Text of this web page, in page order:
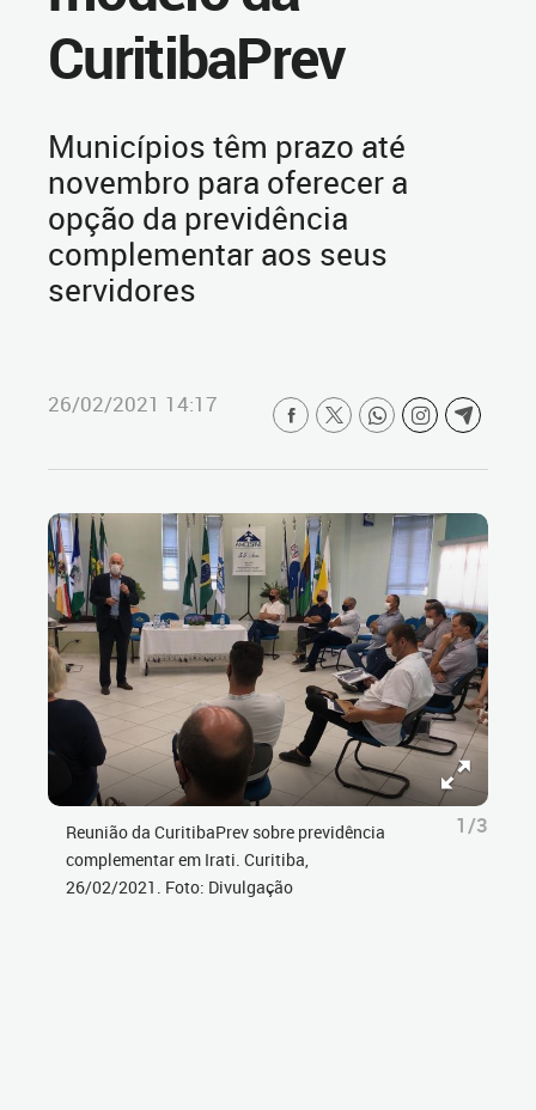
CuritibaPrev
Municípios têm prazo até
novembro para oferecer a
opção da previdência
complementar aos seus
servidores
26/02/2021 14:17
Reunião da CuritibaPrev sobre previdência
complementar em Irati. Curitiba,
26/02/2021. Foto: Divulgação
1/3